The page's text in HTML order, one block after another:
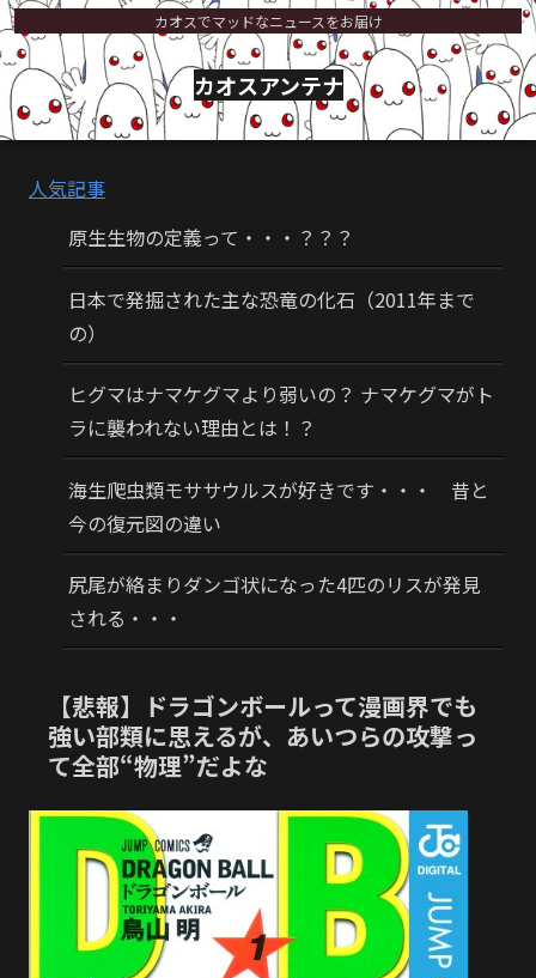
カオスでマッドなニュースをお届け
カオスアンテナ
人気記事
原生生物の定義って・・・？？？
日本で発掘された主な恐竜の化石（2011年まで
の）
ヒグマはナマケグマより弱いの？ ナマケグマがト
ラに襲われない理由とは！？
海生爬虫類モササウルスが好きです・・・ 昔と
今の復元図の違い
尻尾が絡まりダンゴ状になった4匹のリスが発見
される・・・
【悲報】ドラゴンボールって漫画界でも
強い部類に思えるが、あいつらの攻撃っ
て全部“物理”だよな